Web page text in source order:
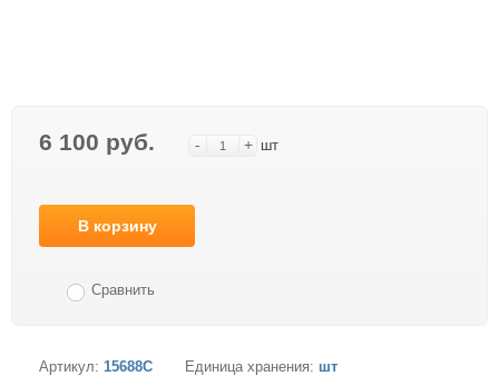
6 100 руб. - + шт
В корзину
Сравнить
Артикул: 15688C Единица хранения: шт